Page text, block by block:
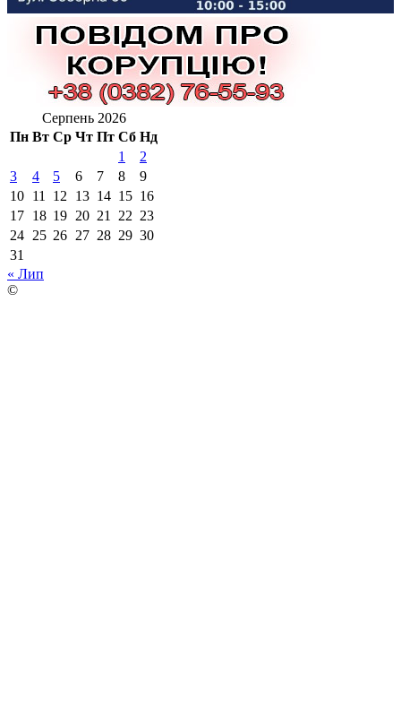
Серпень 2026
Пн Вт Ср Чт Пт Сб Нд
1
2
3
4 5 6 7 8
9
10 11 12 13 14 15 16
17 18 19 20 21 22 23
24 25 26 27 28 29 30
31
« Лип
©